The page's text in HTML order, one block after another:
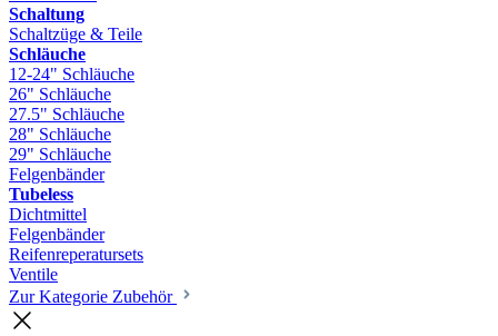
Schaltung
Schaltzüge & Teile
Schläuche
12-24" Schläuche
26" Schläuche
27.5" Schläuche
28" Schläuche
29" Schläuche
Felgenbänder
Tubeless
Dichtmittel
Felgenbänder
Reifenreperatursets
Ventile
Zur Kategorie Zubehör